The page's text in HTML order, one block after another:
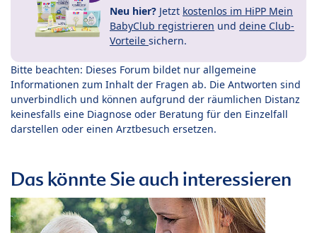
Neu hier? Jetzt kostenlos im HiPP Mein
BabyClub registrieren und deine Club-
Vorteile sichern.
Bitte beachten: Dieses Forum bildet nur allgemeine
Informationen zum Inhalt der Fragen ab. Die Antworten sind
unverbindlich und können aufgrund der räumlichen Distanz
keinesfalls eine Diagnose oder Beratung für den Einzelfall
darstellen oder einen Arztbesuch ersetzen.
Das könnte Sie auch interessieren